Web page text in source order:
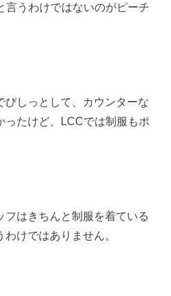
言うわけではないのがピーチ
びしっとして、カウンターな
ったけど、LCCでは制服もポ
フはきちんと制服を着ている
けではありません。